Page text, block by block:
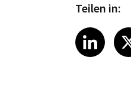
Teilen in:
Share